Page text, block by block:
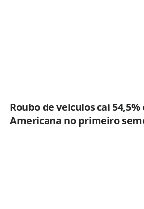
Roubo de veículos cai 54,5%
Americana no primeiro